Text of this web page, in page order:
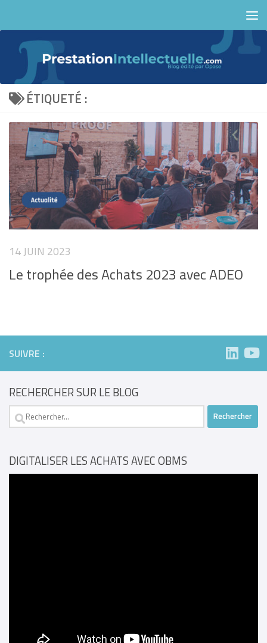
ÉTIQUETÉ :
14 JUIN 2023
Le trophée des Achats 2023 avec ADEO
SUIVRE :
RECHERCHER SUR LE BLOG
Rechercher :
DIGITALISER LES ACHATS AVEC OBMS